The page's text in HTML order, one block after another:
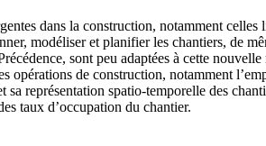
dans la construction, notamment
modéliser et planifier les chantiers, de
sont peu adaptées à cette
opérations de construction, notamment
représentation spatio-temporelle des
taux d’occupation du chantier.